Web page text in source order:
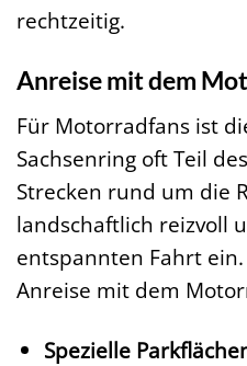
rechtzeitig.
Anreise mit dem
Für Motorradfans ist
Sachsenring oft Teil
Strecken rund um die
landschaftlich reizvoll
entspannten Fahrt
Anreise mit dem
Spezielle